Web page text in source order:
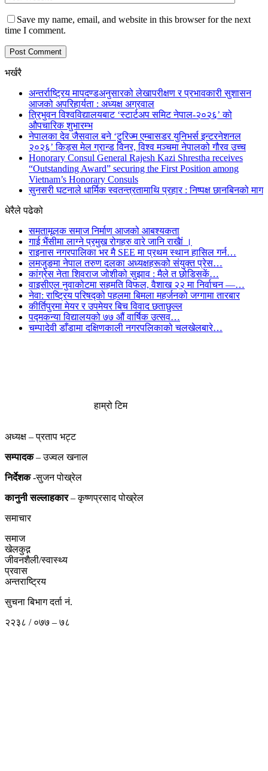
Save my name, email, and website in this browser for the next
time I comment.
भर्खरै
अन्तर्राष्ट्रिय मापदण्डअनुसारको लेखापरीक्षण र प्रभावकारी सुशासन
आजको अपरिहार्यता : अध्यक्ष अग्रवाल
त्रिभुवन विश्वविद्यालयबाट ‘स्टार्टअप समिट नेपाल-२०२६’ को
औपचारिक शुभारम्भ
नेपालका देव जैसवाल बने ‘टुरिज्म एम्बासडर युनिभर्स इन्टरनेशनल
२०२६’ किड्स मेल ग्रान्ड विनर, विश्व मञ्चमा नेपालको गौरव उच्च
Honorary Consul General Rajesh Kazi Shrestha receives
“Outstanding Award” securing the First Position among
Vietnam’s Honorary Consuls
सुनसरी घटनाले धार्मिक स्वतन्त्रतामाथि प्रहार : निष्पक्ष छानबिनको माग
धेरैले पढेको
समतामूलक समाज निर्माण आजको आबश्यकता
गाई भैंसीमा लाग्ने प्रमुख रोगहरु वारे जानि राखैां ।
राइनास नगरपालिका भर मै SEE मा प्रथम स्थान हासिल गर्न…
लमजुङमा नेपाल तरुण दलका अध्यक्षहरूको संयुक्त प्रेस…
कांग्रेस नेता शिवराज जोशीको सुझाव : मैले त छोडिसकें…
वाइसीएल नुवाकोटमा सहमति विफल, वैशाख २२ मा निर्वाचन —…
नेवा: राष्ट्रिय परिषद्को पहलमा बिमला महर्जनको जग्गामा तारबार
कीर्तिपुरमा मेयर र उपमेयर बिच विवाद छताछुल्ल
पद्मकन्या विद्यालयको ७७ औं ‌‌वार्षिक ‌उत्सव…
चम्पादेवी डाँडामा दक्षिणकाली नगरपलिकाको चलखेलबारे…
हाम्रो टिम
अध्यक्ष – प्रताप भट्ट
सम्पादक– उज्वल खनाल
निर्देशक-सुजन पोख्रेल
कानुनी सल्लाहकार– कृष्णप्रसाद पोख्रेल
समाचार
समाज
खेलकुद़़
जीवनशैली/स्वास्थ्य
प्रवास
अन्तराष्ट्रिय
सुचना बिभाग दर्ता नं.
२२३८ / ०७७ – ७८